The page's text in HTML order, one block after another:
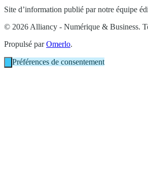
Site d’information publié par notre équipe
© 2026 Alliancy - Numérique & Business.
Propulsé parOmerlo.
Préférences de consentement